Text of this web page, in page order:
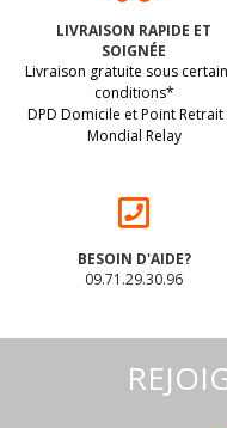
LIVRAISON RAPIDE ET
SOIGNÉE
Livraison gratuite sous
conditions*
DPD Domicile et Point Retrait
Mondial Relay
BESOIN D'AIDE?
09.71.29.30.96